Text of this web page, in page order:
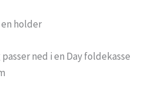
holder
ned i en Day foldekasse